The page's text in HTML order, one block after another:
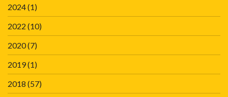
2024(1)
2022 (10)
2020(7)
2019(1)
2018 (57)